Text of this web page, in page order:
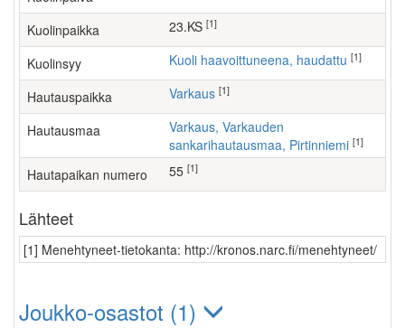
Kuolinpaikka 23.KS [1]
Kuolinsyy Kuoli haavoittuneena, haudattu [1]
Hautauspaikka Varkaus [1]
Hautausmaa
Varkaus, Varkauden
sankarihautausmaa, Pirtinniemi [1]
Hautapaikan numero 55 [1]
Lähteet
[1] Menehtyneet-tietokanta: http://kronos.narc.fi/menehtyneet/
Joukko-osastot (1)